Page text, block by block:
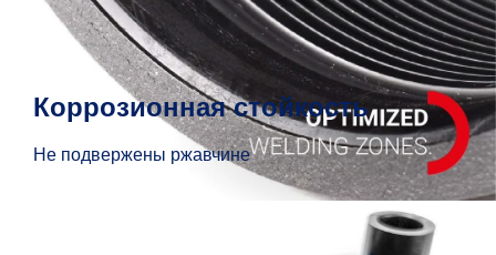
Коррозионная стойкость
Не подвержены ржавчине